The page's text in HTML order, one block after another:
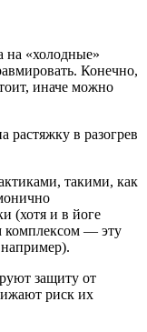
на «холодные»
Конечно,
иначе можно
в разогрев
такими, как
(хотя и в йоге
комплексом — эту
защиту от
риск их